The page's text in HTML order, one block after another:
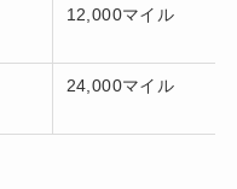
12,000マイル
24,000マイル